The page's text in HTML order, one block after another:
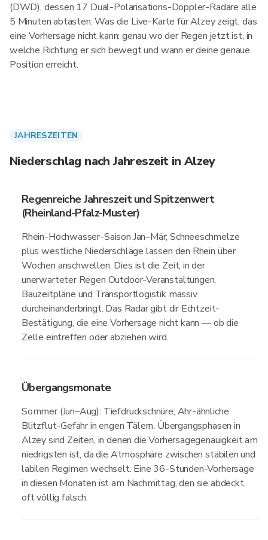
(DWD), dessen 17 Dual-Polarisations-Doppler-Radare alle
5 Minuten abtasten. Was die Live-Karte für Alzey zeigt, das
eine Vorhersage nicht kann: genau wo der Regen jetzt ist, in
welche Richtung er sich bewegt und wann er deine genaue
Position erreicht.
JAHRESZEITEN
Niederschlag nach Jahreszeit in Alzey
Regenreiche Jahreszeit und Spitzenwert
(Rheinland-Pfalz-Muster)
Rhein-Hochwasser-Saison Jan–Mär; Schneeschmelze
plus westliche Niederschläge lassen den Rhein über
Wochen anschwellen. Dies ist die Zeit, in der
unerwarteter Regen Outdoor-Veranstaltungen,
Bauzeitpläne und Transportlogistik massiv
durcheinanderbringt. Das Radar gibt dir Echtzeit-
Bestätigung, die eine Vorhersage nicht kann — ob die
Zelle eintreffen oder abziehen wird.
Übergangsmonate
Sommer (Jun–Aug): Tiefdruckschnüre; Ahr-ähnliche
Blitzflut-Gefahr in engen Tälern. Übergangsphasen in
Alzey sind Zeiten, in denen die Vorhersagegenauigkeit am
niedrigsten ist, da die Atmosphäre zwischen stabilen und
labilen Regimen wechselt. Eine 36-Stunden-Vorhersage
in diesen Monaten ist am Nachmittag, den sie abdeckt,
oft völlig falsch.